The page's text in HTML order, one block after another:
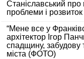
Станіславський про
проблеми і
“Мене все у
архітектор Ігор
спадщину, забудову
міста (ФОТО)